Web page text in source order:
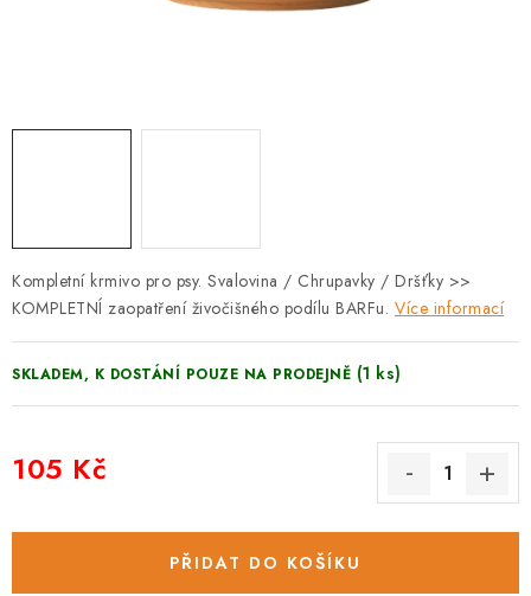
Výměna, vrácení a reklamace
FAQ
Kompletní krmivo pro psy. Svalovina / Chrupavky / Dršťky >>
KOMPLETNÍ zaopatření živočišného podílu BARFu. Více informací
SKLADEM, K DOSTÁNÍ POUZE NA PRODEJNĚ (1 ks)
105 Kč
PŘIDAT DO KOŠÍKU